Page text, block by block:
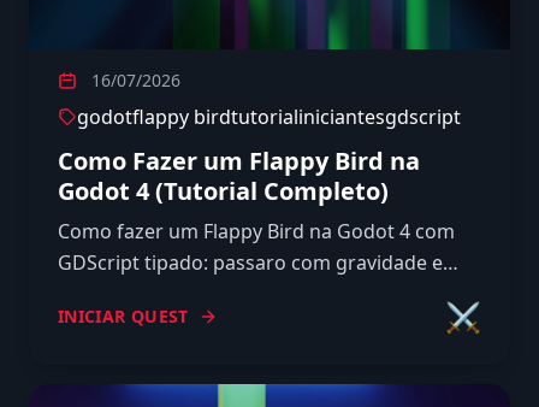
16/07/2026
godotflappy birdtutorialiniciantesgdscript
Como Fazer um Flappy Bird na
Godot 4 (Tutorial Completo)
Como fazer um Flappy Bird na Godot 4 com
GDScript tipado: passaro com gravidade e
over e pontuacao.
INICIAR QUEST ⚔️